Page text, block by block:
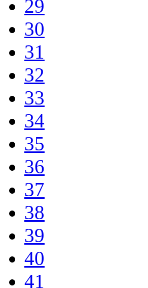
29
30
31
32
33
34
35
36
37
38
39
40
41